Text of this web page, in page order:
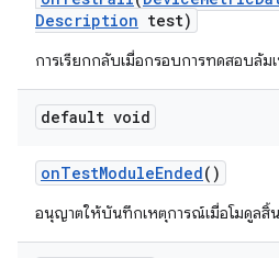
Description test)
การเรียกกลับเมื่อกรอบการทดสอบล้ม
default void
onTestModuleEnded()
อนุญาตให้บันทึกเหตุการณ์เมื่อโมดูลสิ้